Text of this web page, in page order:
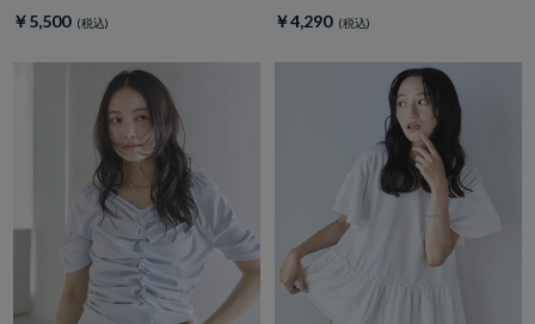
￥5,500 ￥4,290